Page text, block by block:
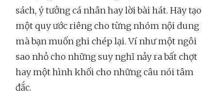
sách, ý tưởng cá nhân hay lời bài hát. Hãy tạo
một quy ước riêng cho từng nhóm nội dung
mà bạn muốn ghi chép lại. Ví như một ngôi
sao nhỏ cho những suy nghĩ nảy ra bất chợt
hay một hình khối cho những câu nói tâm
đắc.